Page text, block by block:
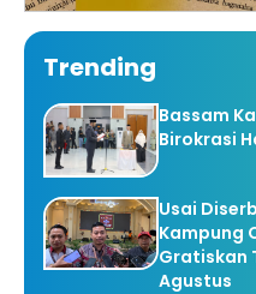
Trending
Bassam
Birokrasi
Usai
Kampung
Gratiskan
Agustus